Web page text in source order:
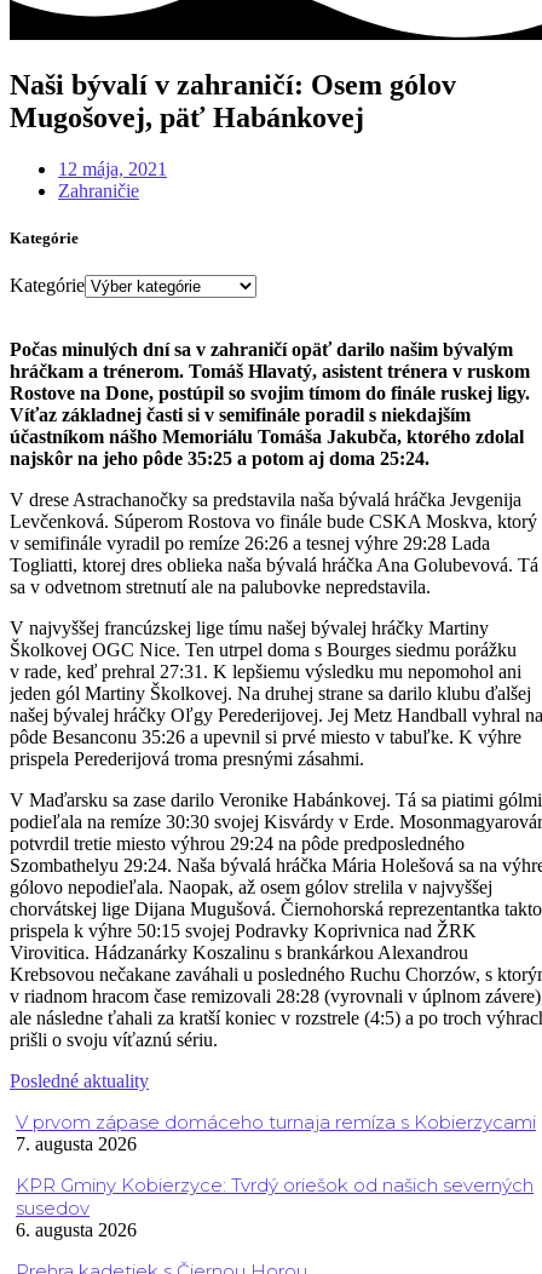
Naši bývalí v zahraničí: Osem gólov
Mugošovej, päť Habánkovej
12 mája, 2021
Zahraničie
Kategórie
Kategórie
Počas minulých dní sa v zahraničí opäť darilo našim bývalým
hráčkam a trénerom. Tomáš Hlavatý, asistent trénera v ruskom
Rostove na Done, postúpil so svojim tímom do finále ruskej ligy.
Víťaz základnej časti si v semifinále poradil s niekdajším
účastníkom nášho Memoriálu Tomáša Jakubča, ktorého zdolal
najskôr na jeho pôde 35:25 a potom aj doma 25:24.
V drese Astrachanočky sa predstavila naša bývalá hráčka Jevgenija
Levčenková. Súperom Rostova vo finále bude CSKA Moskva, ktorý
v semifinále vyradil po remíze 26:26 a tesnej výhre 29:28 Lada
Togliatti, ktorej dres oblieka naša bývalá hráčka Ana Golubevová. Tá
sa v odvetnom stretnutí ale na palubovke nepredstavila.
V najvyššej francúzskej lige tímu našej bývalej hráčky Martiny
Školkovej OGC Nice. Ten utrpel doma s Bourges siedmu porážku
v rade, keď prehral 27:31. K lepšiemu výsledku mu nepomohol ani
jeden gól Martiny Školkovej. Na druhej strane sa darilo klubu ďalšej
našej bývalej hráčky Oľgy Perederijovej. Jej Metz Handball vyhral na
pôde Besanconu 35:26 a upevnil si prvé miesto v tabuľke. K výhre
prispela Perederijová troma presnými zásahmi.
V Maďarsku sa zase darilo Veronike Habánkovej. Tá sa piatimi gólmi
podieľala na remíze 30:30 svojej Kisvárdy v Erde. Mosonmagyarovár
potvrdil tretie miesto výhrou 29:24 na pôde predposledného
Szombathelyu 29:24. Naša bývalá hráčka Mária Holešová sa na
gólovo nepodieľala. Naopak, až osem gólov strelila v najvyššej
chorvátskej lige Dijana Mugušová. Čiernohorská reprezentantka takto
prispela k výhre 50:15 svojej Podravky Koprivnica nad ŽRK
Virovitica. Hádzanárky Koszalinu s brankárkou Alexandrou
Krebsovou nečakane zaváhali u posledného Ruchu Chorzów, s
v riadnom hracom čase remizovali 28:28 (vyrovnali v úplnom
ale následne ťahali za kratší koniec v rozstrele (4:5) a po troch
prišli o svoju víťaznú sériu.
Posledné aktuality
V prvom zápase domáceho turnaja remíza s Kobierzycami
7. augusta 2026
KPR Gminy Kobierzyce: Tvrdý oriešok od našich severných
susedov
6. augusta 2026